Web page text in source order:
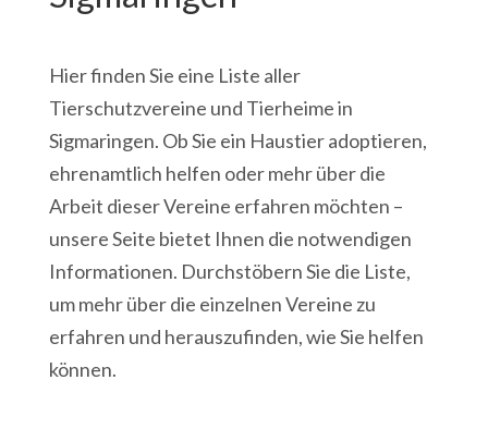
Hier finden Sie eine Liste aller
Tierschutzvereine und Tierheime in
Sigmaringen. Ob Sie ein Haustier adoptieren,
ehrenamtlich helfen oder mehr über die
Arbeit dieser Vereine erfahren möchten –
unsere Seite bietet Ihnen die notwendigen
Informationen. Durchstöbern Sie die Liste,
um mehr über die einzelnen Vereine zu
erfahren und herauszufinden, wie Sie helfen
können.